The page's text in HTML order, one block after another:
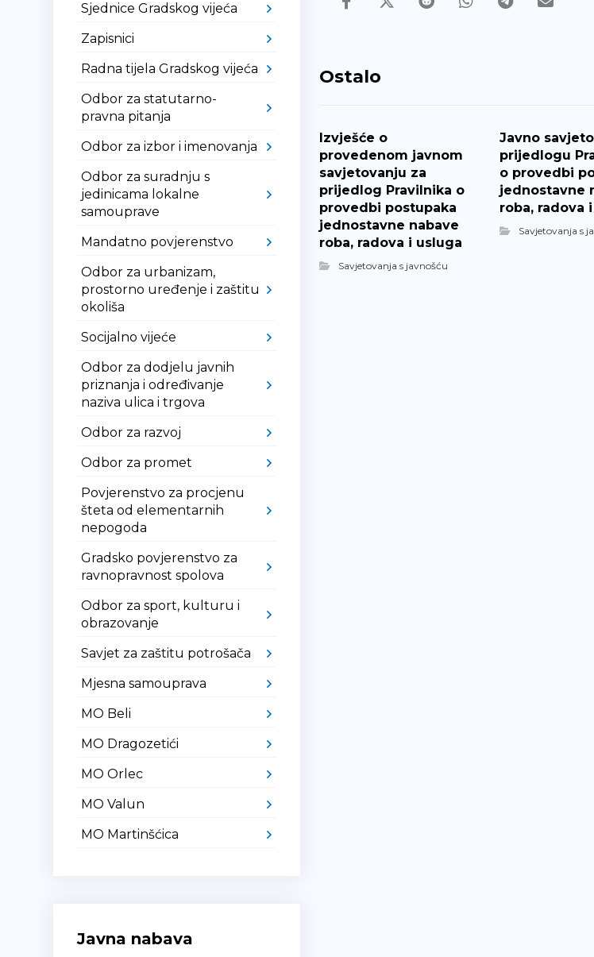
Ostalo
Izvješće o
provedenom javnom
savjetovanju za
prijedlog Pravilnika o
provedbi postupaka
jednostavne nabave
roba, radova i usluga
Savjetovanja s javnošću
Javno
prijedlogu
o provedbi
jednostavne
roba, radova
Savjetovanja s
Sjednice Gradskog vijeća
Zapisnici
Radna tijela Gradskog vijeća
Odbor za statutarno-
pravna pitanja
Odbor za izbor i imenovanja
Odbor za suradnju s
jedinicama lokalne
samouprave
Mandatno povjerenstvo
Odbor za urbanizam,
prostorno uređenje i zaštitu
okoliša
Socijalno vijeće
Odbor za dodjelu javnih
priznanja i određivanje
naziva ulica i trgova
Odbor za razvoj
Odbor za promet
Povjerenstvo za procjenu
šteta od elementarnih
nepogoda
Gradsko povjerenstvo za
ravnopravnost spolova
Odbor za sport, kulturu i
obrazovanje
Savjet za zaštitu potrošača
Mjesna samouprava
MO Beli
MO Dragozetići
MO Orlec
MO Valun
MO Martinšćica
Javna nabava